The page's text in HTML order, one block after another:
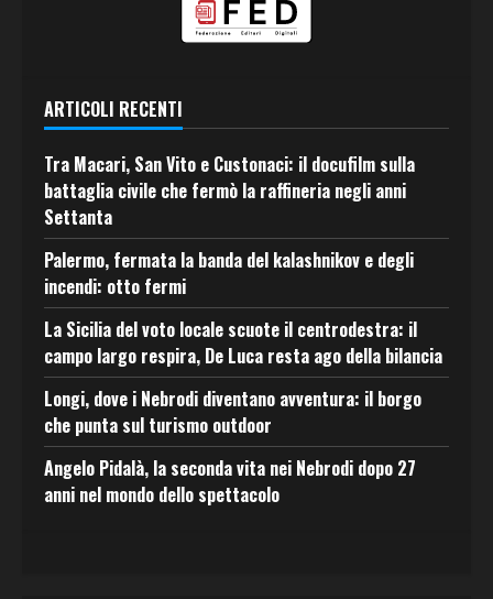
ARTICOLI RECENTI
Tra Macari, San Vito e Custonaci: il docufilm sulla
battaglia civile che fermò la raffineria negli anni
Settanta
Palermo, fermata la banda del kalashnikov e degli
incendi: otto fermi
La Sicilia del voto locale scuote il centrodestra: il
campo largo respira, De Luca resta ago della bilancia
Longi, dove i Nebrodi diventano avventura: il borgo
che punta sul turismo outdoor
Angelo Pidalà, la seconda vita nei Nebrodi dopo 27
anni nel mondo dello spettacolo